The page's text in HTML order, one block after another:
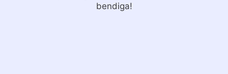
bendiga!